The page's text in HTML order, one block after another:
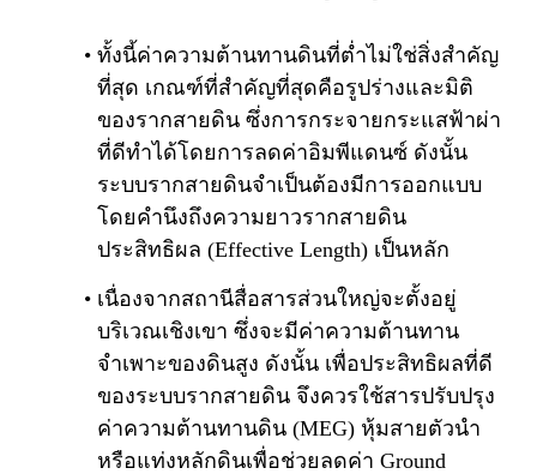
ทั้งนี้ค่าความต้านทานดินที่ต่ำไม่ใช่สิ่งสำคัญ
ที่สุด เกณฑ์ที่สำคัญที่สุดคือรูปร่างและมิติ
ของรากสายดิน ซึ่งการกระจายกระแสฟ้าผ่า
ที่ดีทำได้โดยการลดค่าอิมพีแดนซ์ ดังนั้น
ระบบรากสายดินจำเป็นต้องมีการออกแบบ
โดยคำนึงถึงความยาวรากสายดิน
ประสิทธิผล (Effective Length) เป็นหลัก
เนื่องจากสถานีสื่อสารส่วนใหญ่จะตั้งอยู่
บริเวณเชิงเขา ซึ่งจะมีค่าความต้านทาน
จำเพาะของดินสูง ดังนั้น เพื่อประสิทธิผลที่ดี
ของระบบรากสายดิน จึงควรใช้สารปรับปรุง
ค่าความต้านทานดิน (MEG) หุ้มสายตัวนำ
หรือแท่งหลักดินเพื่อช่วยลดค่า Ground